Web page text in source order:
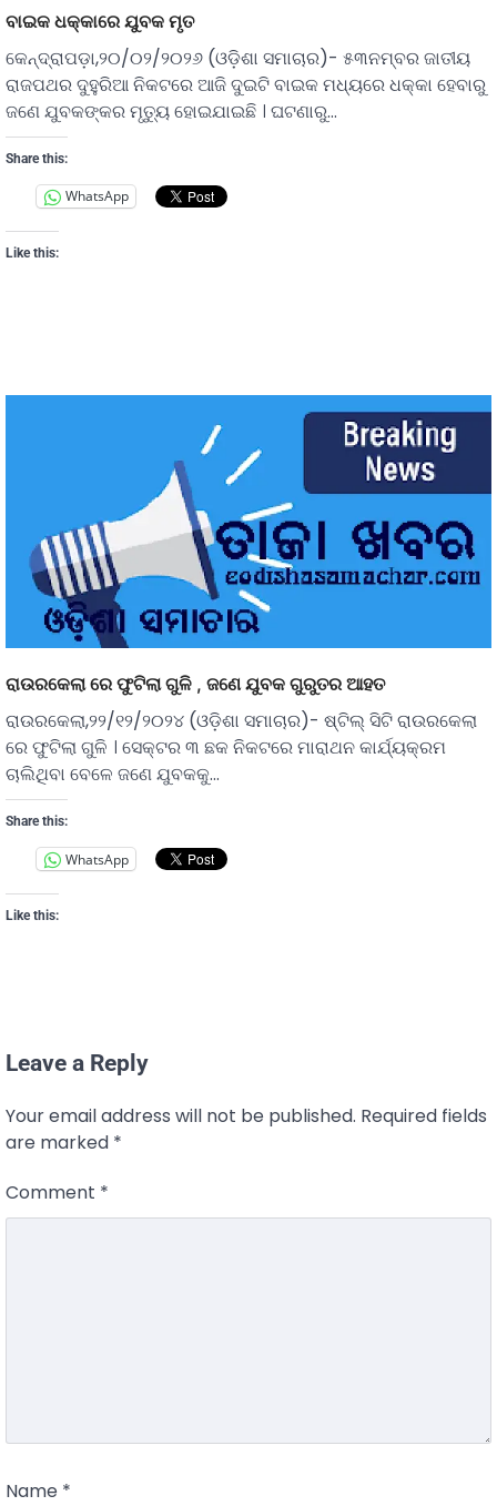
ବାଇକ ଧକ୍କାରେ ଯୁବକ ମୃତ
କେନ୍ଦ୍ରାପଡ଼ା,୨୦/୦୨/୨୦୨୬ (ଓଡ଼ିଶା ସମାଚାର)- ୫୩ନମ୍ବର ଜାତୀୟ
ରାଜପଥର ଦୁହୁରିଆ ନିକଟରେ ଆଜି ଦୁଇଟି ବାଇକ ମଧ୍ୟରେ ଧକ୍କା ହେବାରୁ
ଜଣେ ଯୁବକଙ୍କର ମୃତୁ୍ୟ ହୋଇଯାଇଛି । ଘଟଣାରୁ…
Share this:
WhatsApp
Like this:
ରାଉରକେଲା ରେ ଫୁଟିଲା ଗୁଳି , ଜଣେ ଯୁବକ ଗୁରୁତର ଆହତ
ରାଉରକେଲା,୨୨/୧୨/୨୦୨୪ (ଓଡ଼ିଶା ସମାଚାର)- ଷ୍ଟିଲ୍ ସିଟି ରାଉରକେଲା
ରେ ଫୁଟିଲା ଗୁଳି । ସେକ୍ଟର ୩ ଛକ ନିକଟରେ ମାରାଥନ କାର୍ଯ୍ୟକ୍ରମ
ଚାଲିଥିବା ବେଳେ ଜଣେ ଯୁବକକୁ…
Share this:
WhatsApp
Like this:
Leave a Reply
Your email address will not be published. Required fields
are marked *
Comment *
Name *